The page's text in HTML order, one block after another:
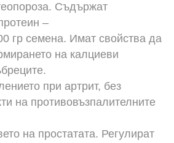
Съдържат
–
гр семена. Имат свойства да
на калциеви
при артрит, без
на противовъзпалителните
на простатата. Регулират